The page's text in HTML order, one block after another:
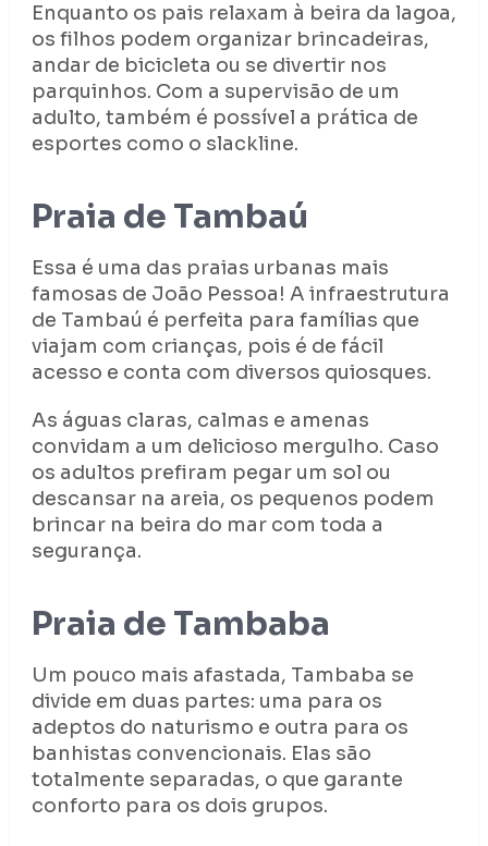
Enquanto os pais relaxam à beira da lagoa,
os filhos podem organizar brincadeiras,
andar de bicicleta ou se divertir nos
parquinhos. Com a supervisão de um
adulto, também é possível a prática de
esportes como o slackline.
Praia de Tambaú
Essa é uma das praias urbanas mais
famosas de João Pessoa! A infraestrutura
de Tambaú é perfeita para famílias que
viajam com crianças, pois é de fácil
acesso e conta com diversos quiosques.
As águas claras, calmas e amenas
convidam a um delicioso mergulho. Caso
os adultos prefiram pegar um sol ou
descansar na areia, os pequenos podem
brincar na beira do mar com toda a
segurança.
Praia de Tambaba
Um pouco mais afastada, Tambaba se
divide em duas partes: uma para os
adeptos do naturismo e outra para os
banhistas convencionais. Elas são
totalmente separadas, o que garante
conforto para os dois grupos.